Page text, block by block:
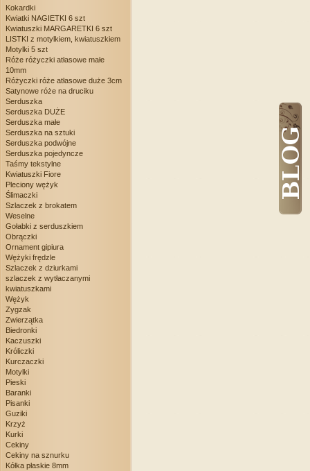
Kokardki
Kwiatki NAGIETKI 6 szt
Kwiatuszki MARGARETKI 6 szt
LISTKI z motylkiem, kwiatuszkiem
Motylki 5 szt
Róże różyczki atłasowe małe
10mm
Różyczki róże atłasowe duże 3cm
Satynowe róże na druciku
Serduszka
Serduszka DUŻE
Serduszka małe
Serduszka na sztuki
Serduszka podwójne
Serduszka pojedyncze
Taśmy tekstylne
Kwiatuszki Fiore
Pleciony wężyk
Ślimaczki
Szlaczek z brokatem
Weselne
Gołabki z serduszkiem
Obrączki
Ornament gipiura
Wężyki frędzle
Szlaczek z dziurkami
szlaczek z wytłaczanymi
kwiatuszkami
Wężyk
Zygzak
Zwierzątka
Biedronki
Kaczuszki
Króliczki
Kurczaczki
Motylki
Pieski
Baranki
Pisanki
Guziki
Krzyż
Kurki
Cekiny
Cekiny na sznurku
Kółka płaskie 8mm